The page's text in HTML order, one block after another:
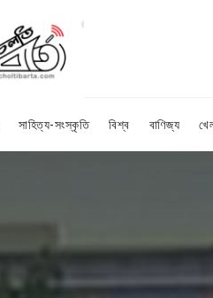
সাহিত্য-সংস্কৃতি বিশ্ব বাণিজ্য